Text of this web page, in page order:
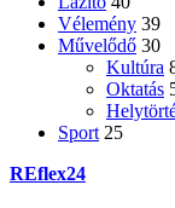
Vélemény 39
Művelődő 30
Kultúra
Oktatás
Sport 25
REflex24